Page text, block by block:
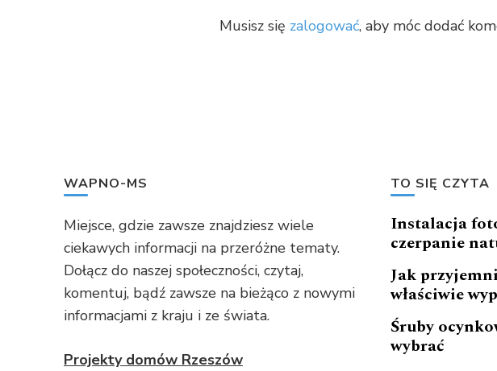
Musisz się zalogować, aby móc dodać
WAPNO-MS
Miejsce, gdzie zawsze znajdziesz wiele
ciekawych informacji na przeróżne tematy.
Dołącz do naszej społeczności, czytaj,
komentuj, bądź zawsze na bieżąco z nowymi
informacjami z kraju i ze świata.
Projekty domów Rzeszów
TO SIĘ CZYTA
Instalacja
czerpanie
Jak
właściwie
Śruby
wybrać